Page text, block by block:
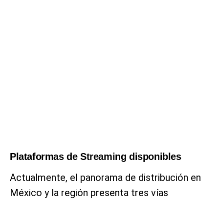
Plataformas de Streaming disponibles
Actualmente, el panorama de distribución en
México y la región presenta tres vías